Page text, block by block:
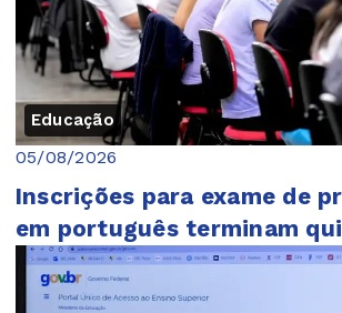
Educação
05/08/2026
Inscrições para exame de
em português terminam